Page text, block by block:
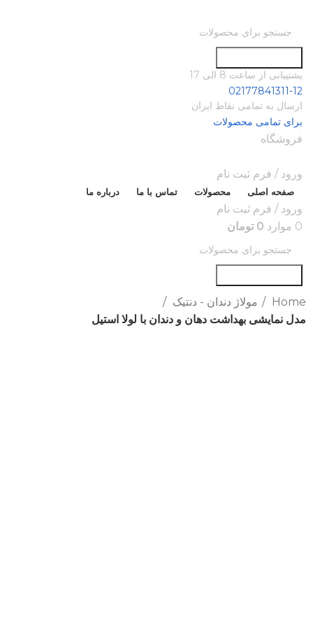
پشتیبانی از ساعت 8 الی 17
02177841311-12
ارسال به تمامی نقاط ایران
برای تمامی محصولات
فروشگاه
ورود / فرم ثبت نام
صفحه اصلی محصولات تماس با ما درباره ما
ورود / فرم ثبت نام
0 موارد 0 تومان
Home
مولاژ دندان - دنتیک
مدل نمایشی بهداشت دهان و دندان با لولا استیل